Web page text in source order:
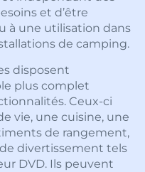
et d’être
à une utilisation dans
de camping.
disposent
plus complet
Ceux-ci
vie, une cuisine, une
de rangement,
divertissement tels
DVD. Ils peuvent